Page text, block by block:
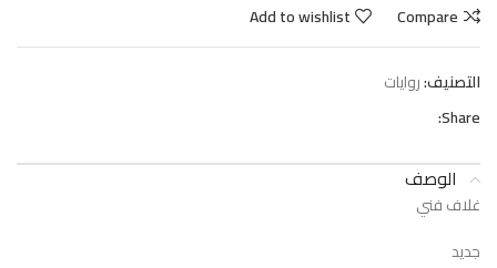
Compare
Add to wishlist
التصنيف:روايات
Share:
الوصف
غلاف فني
جديد